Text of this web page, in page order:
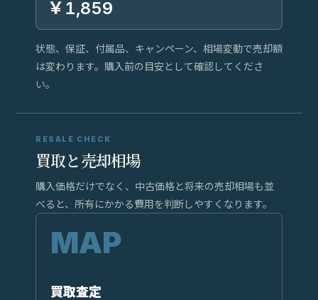
￥1,859
状態、保証、付属品、キャンペーン、相場変動で売却額
は変わります。購入前の目安として確認してくださ
い。
RESALE CHECK
買取と売却相場
購入価格だけでなく、中古価格と将来の売却相場も並
べると、所有にかかる費用を判断しやすくなります。
買取査定